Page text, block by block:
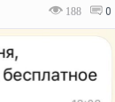
188 0